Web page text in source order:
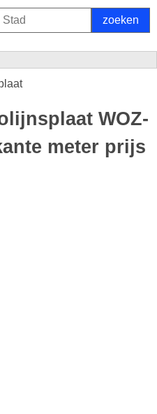
WOZ-
meter prijs